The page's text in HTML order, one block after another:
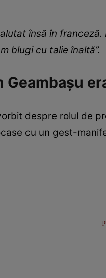
însă în
blugi cu talie înaltă”.
Geambașu
despre rolul de
cu un gest-